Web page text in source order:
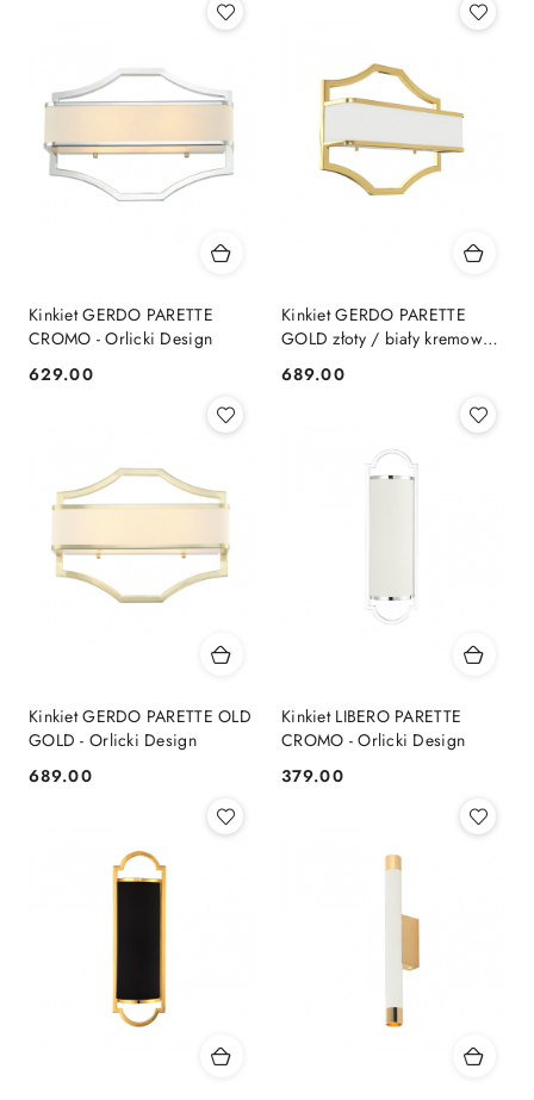
Kinkiet GERDO PARETTE
CROMO - Orlicki Design
Cena:
629.00
Kinkiet GERDO PARETTE
GOLD złoty / biały kremowy
Orlicki Design
Cena:
689.00
Kinkiet GERDO PARETTE OLD
GOLD - Orlicki Design
Cena:
689.00
Kinkiet LIBERO PARETTE
CROMO - Orlicki Design
Cena:
379.00